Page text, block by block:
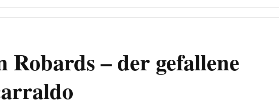
Robards – der gefallene